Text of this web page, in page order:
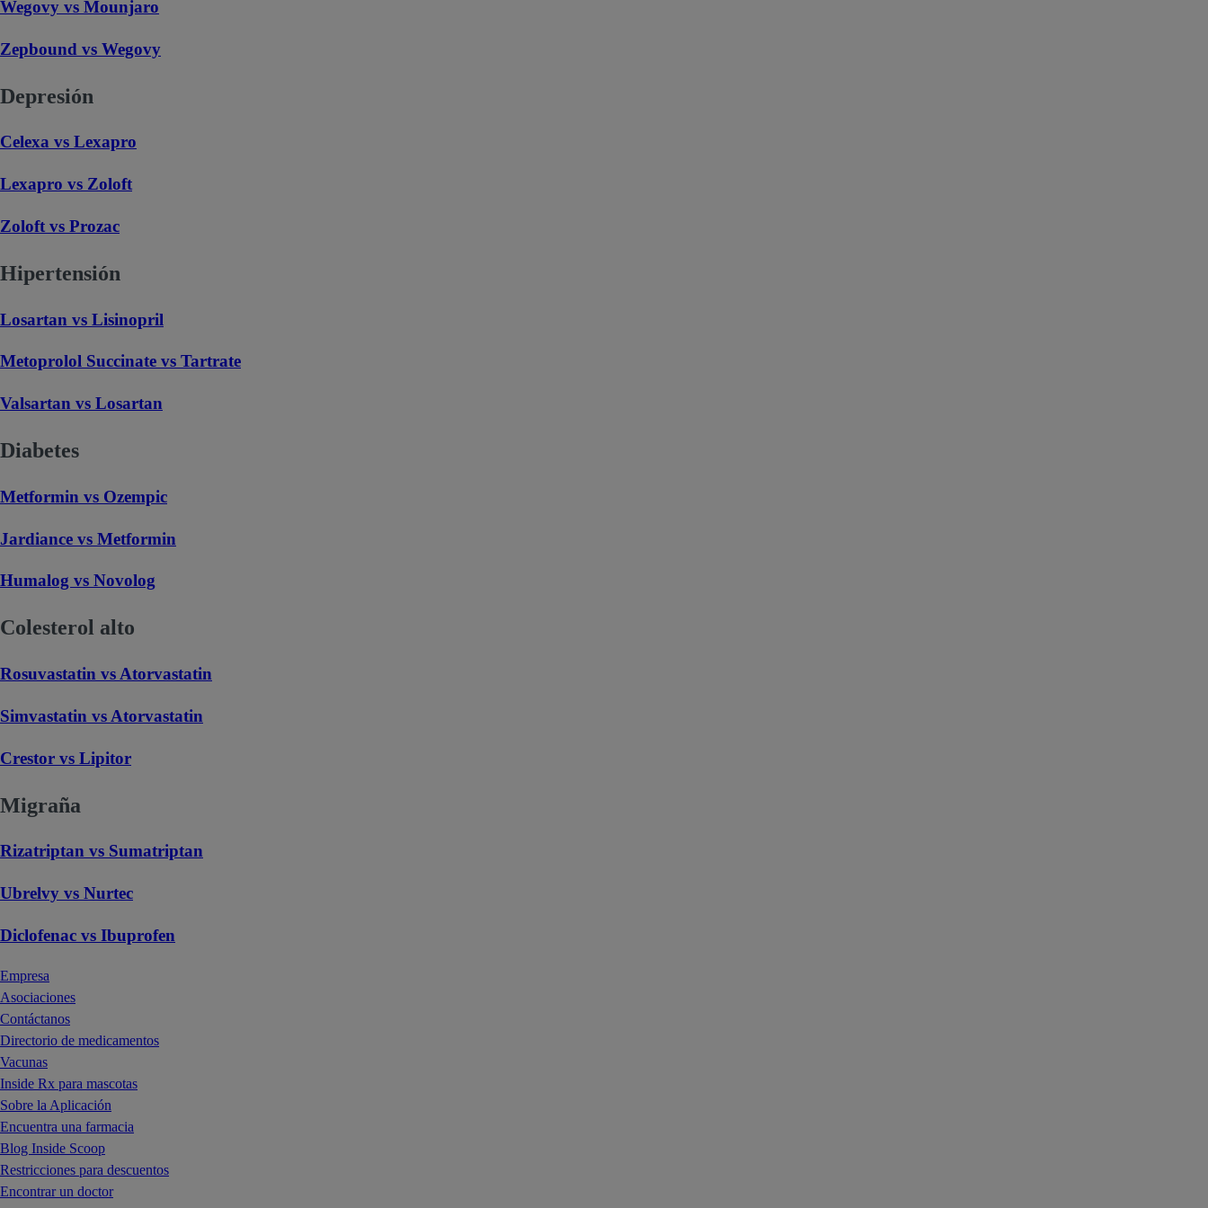
Wegovy vs Mounjaro
Zepbound vs Wegovy
Depresión
Celexa vs Lexapro
Lexapro vs Zoloft
Zoloft vs Prozac
Hipertensión
Losartan vs Lisinopril
Metoprolol Succinate vs Tartrate
Valsartan vs Losartan
Diabetes
Metformin vs Ozempic
Jardiance vs Metformin
Humalog vs Novolog
Colesterol alto
Rosuvastatin vs Atorvastatin
Simvastatin vs Atorvastatin
Crestor vs Lipitor
Migraña
Rizatriptan vs Sumatriptan
Ubrelvy vs Nurtec
Diclofenac vs Ibuprofen
Empresa
Asociaciones
Contáctanos
Directorio de medicamentos
Vacunas
Inside Rx para mascotas
Sobre la Aplicación
Encuentra una farmacia
Blog Inside Scoop
Restricciones para descuentos
Encontrar un doctor